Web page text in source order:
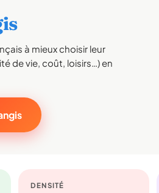
à mieux choisir leur
de vie, coût, loisirs…) en
DENSITÉ